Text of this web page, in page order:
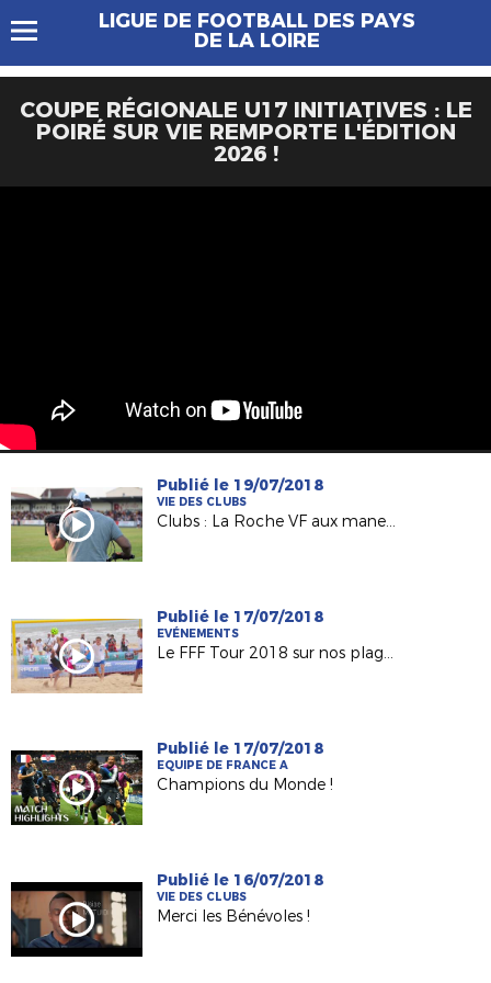
LIGUE DE FOOTBALL DES PAYS
DE LA LOIRE
COUPE RÉGIONALE U17 INITIATIVES : LE
POIRÉ SUR VIE REMPORTE L'ÉDITION
2026 !
Publié le 19/07/2018
VIE DES CLUBS
Clubs : La Roche VF aux manettes de FC Nantes / OM
Publié le 17/07/2018
EVÉNEMENTS
Le FFF Tour 2018 sur nos plages !
Publié le 17/07/2018
EQUIPE DE FRANCE A
Champions du Monde !
Publié le 16/07/2018
VIE DES CLUBS
Merci les Bénévoles !